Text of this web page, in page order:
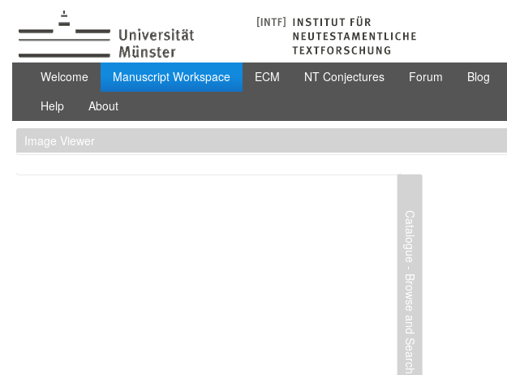
Μετάβαση στο περιεχόμενο
Manuscript Workspace
Welcome Manuscript Workspace ECM NT Conjectures Forum Blog
Help
About
Image Viewer
Catalogue - Browse and Search